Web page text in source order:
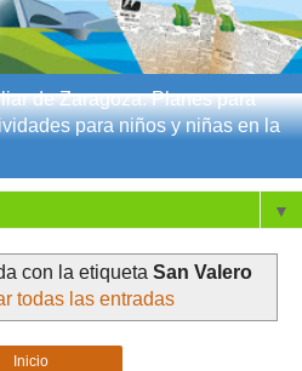
de Zaragoza. Planes para
para niños y niñas en la
▼
con la etiqueta San Valero
todas las entradas
Inicio